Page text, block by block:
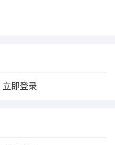
立即登录